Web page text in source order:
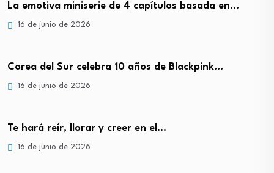
La emotiva miniserie de 4 capítulos basada en…
16 de junio de 2026
Corea del Sur celebra 10 años de Blackpink…
16 de junio de 2026
Te hará reír, llorar y creer en el…
16 de junio de 2026